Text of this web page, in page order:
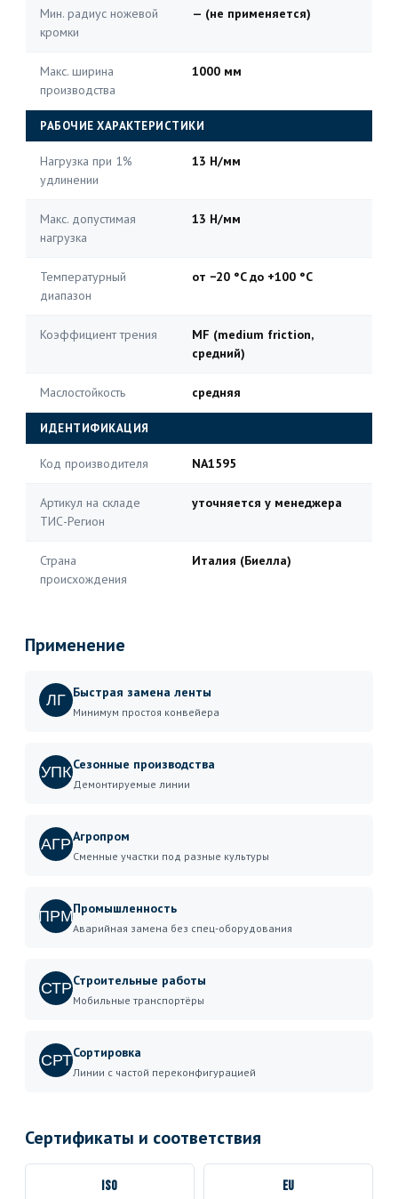
Мин. радиус ножевой
кромки
— (не применяется)
Макс. ширина
производства
1000 мм
РАБОЧИЕ ХАРАКТЕРИСТИКИ
Нагрузка при 1%
удлинении
13 Н/мм
Макс. допустимая
нагрузка
13 Н/мм
Температурный
диапазон
от −20 °C до +100 °C
Коэффициент трения
MF (medium friction,
средний)
Маслостойкость средняя
ИДЕНТИФИКАЦИЯ
Код производителя NA1595
Артикул на складе
ТИС-Регион
уточняется у менеджера
Страна
происхождения
Италия (Биелла)
Применение
ЛГ Быстрая замена ленты
Минимум простоя конвейера
УПКСезонные производства
Демонтируемые линии
АГРАгропром
Сменные участки под разные культуры
ПРМПромышленность
Аварийная замена без спец-оборудования
СТРСтроительные работы
Мобильные транспортёры
СРТСортировка
Линии с частой переконфигурацией
Сертификаты и соответствия
ISO EU